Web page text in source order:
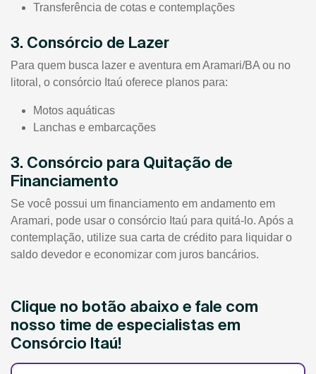
Transferência de cotas e contemplações
3. Consórcio de Lazer
Para quem busca lazer e aventura em Aramari/BA ou no
litoral, o consórcio Itaú oferece planos para:
Motos aquáticas
Lanchas e embarcações
3. Consórcio para Quitação de
Financiamento
Se você possui um financiamento em andamento em
Aramari, pode usar o consórcio Itaú para quitá-lo. Após a
contemplação, utilize sua carta de crédito para liquidar o
saldo devedor e economizar com juros bancários.
Clique no botão abaixo e fale com
nosso time de especialistas em
Consórcio Itaú!